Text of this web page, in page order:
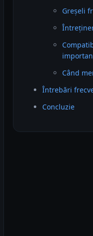
Greșeli
Când
Întrebări
Concluzie